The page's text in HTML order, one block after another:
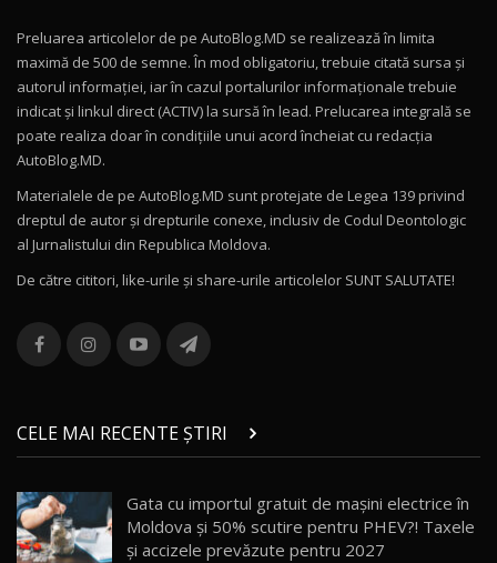
Mercedes-AMG E 53 HYBRID 4MATIC+ / Test
Drive AutoBlog.MD
16:27
11
Noul Volvo ES90 / Test Drive AutoBlog.MD
12
Noul MG HS / Test Drive AutoBlog.MD
16:48
13
combină aventura cu luxul / AutoBlog.MD
36:08
chinez care face lumea să se întoarcă după el
/ AutoBlog.MD
17:27
15 14:37
Preluarea articolelor de pe AutoBlog.MD se realizează în limita
maximă de 500 de semne. În mod obligatoriu, trebuie citată sursa și
autorul informației, iar în cazul portalurilor informaționale trebuie
indicat și linkul direct (ACTIV) la sursă în lead. Prelucarea integrală se
poate realiza doar în condițiile unui acord încheiat cu redacţia
AutoBlog.MD.
Materialele de pe AutoBlog.MD sunt protejate de Legea 139 privind
dreptul de autor și drepturile conexe, inclusiv de Codul Deontologic
al Jurnalistului din Republica Moldova.
De către cititori, like-urile şi share-urile articolelor SUNT SALUTATE!
CELE MAI RECENTE ȘTIRI
Gata cu importul gratuit de mașini electrice în
Moldova și 50% scutire pentru PHEV?! Taxele
și accizele prevăzute pentru 2027